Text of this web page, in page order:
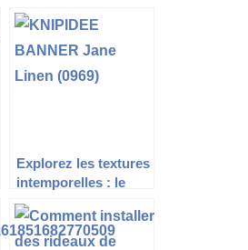
Explorez les textures
intemporelles : le
charme du tissu lin et
l’élégance du satin